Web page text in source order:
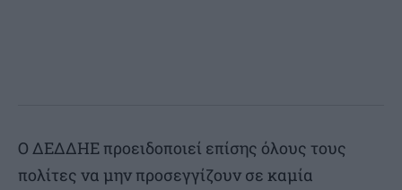
Ο ΔΕΔΔΗΕ προειδοποιεί επίσης όλους τους
πολίτες να μην προσεγγίζουν σε καμία